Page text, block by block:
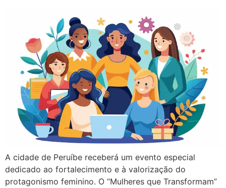
A cidade de Peruíbe receberá um evento especial
dedicado ao fortalecimento e à valorização do
protagonismo feminino. O “Mulheres que Transformam”